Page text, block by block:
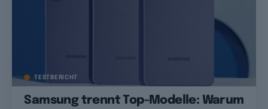
TESTBERICHT
Samsung trennt Top-Modelle: Warum